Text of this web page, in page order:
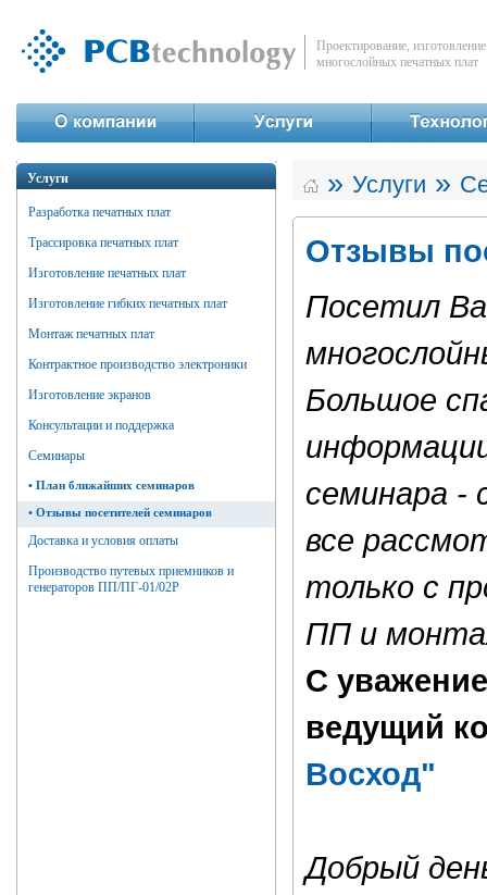
Проектирование,
многослойных печатных плат
Услуги » Услуги »
Разработка печатных плат
Трассировка печатных плат
Изготовление печатных плат
Изготовление гибких печатных плат
Монтаж печатных плат
Контрактное производство электроники
Изготовление экранов
Консультации и поддержка
Семинары
• План ближайших семинаров
• Отзывы посетителей семинаров
Доставка и условия оплаты
Производство путевых приемников и
генераторов ПП/ПГ-01/02Р
Отзывы
Посетил
Большое
семинара -
все
только с
ПП и
С
ведущий
Восход"
Добрый